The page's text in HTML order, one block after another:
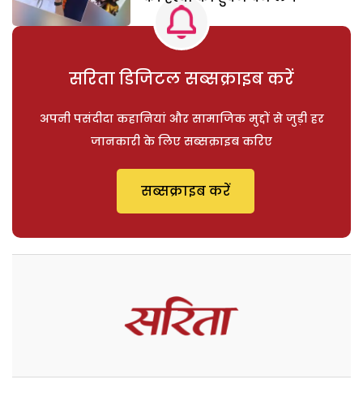
सरिता डिजिटल सब्सक्राइब करें
अपनी पसंदीदा कहानियां और सामाजिक मुद्दों से जुड़ी हर
जानकारी के लिए सब्सक्राइब करिए
सब्सक्राइब करें